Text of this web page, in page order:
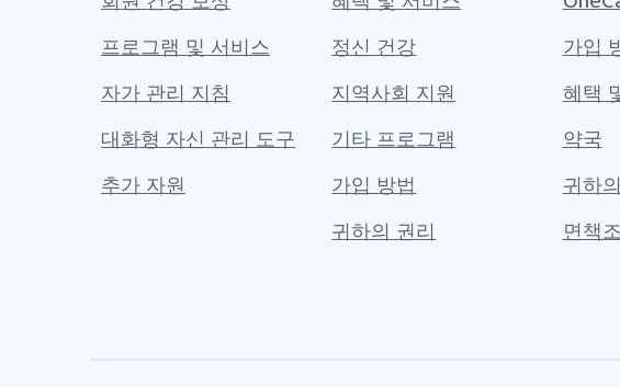
프로그램 및 서비스
자가 관리 지침
대화형 자신 관리 도구
추가 자원
정신 건강
지역사회 지원
기타 프로그램
가입 방법
귀하의 권리
가입
혜택
약국
귀하
면책